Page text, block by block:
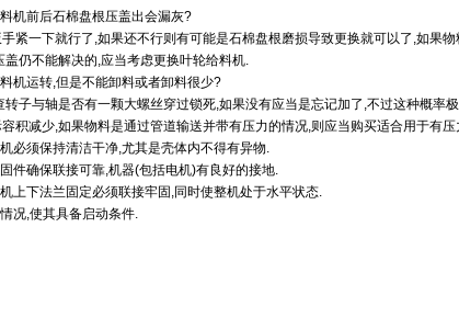
机前后石棉盘根压盖出会漏灰?
紧一下就行了,如果还不行则有可能是石棉盘根磨损导致更换就可以了,如果
盖仍不能解决的,应当考虑更换叶轮给料机.
机运转,但是不能卸料或者卸料很少?
转子与轴是否有一颗大螺丝穿过锁死,如果没有应当是忘记加了,不过这种概率
积减少,如果物料是通过管道输送并带有压力的情况,则应当购买适合用于有
必须保持清洁干净,尤其是壳体内不得有异物.
件确保联接可靠,机器(包括电机)有良好的接地.
上下法兰固定必须联接牢固,同时使整机处于水平状态.
况,使其具备启动条件.